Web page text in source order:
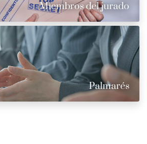
Miembros del jurado
Palmarés